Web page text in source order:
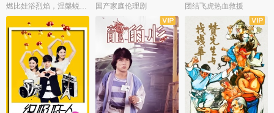
燃比娃浴烈焰，涅槃蜕变成人 国产家庭伦理剧 团结飞虎热血救援